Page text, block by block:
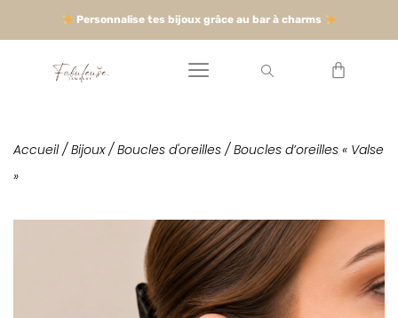
Personnalise tes bijoux grâce au bar à charms
Accueil/Bijoux/Boucles d'oreilles / Boucles d’oreilles « Valse
»